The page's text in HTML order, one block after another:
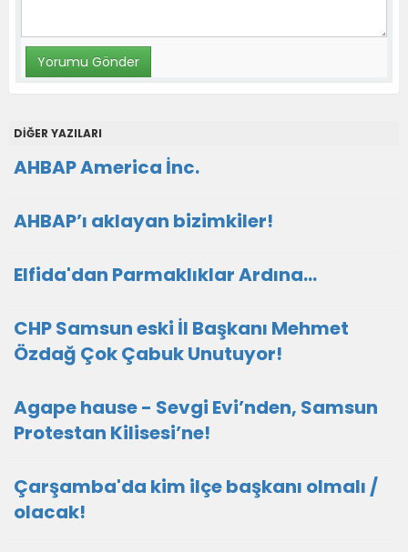
DİĞER YAZILARI
AHBAP America İnc.
AHBAP’ı aklayan bizimkiler!
Elfida'dan Parmaklıklar Ardına…
CHP Samsun eski İl Başkanı Mehmet
Özdağ Çok Çabuk Unutuyor!
Agape hause - Sevgi Evi’nden, Samsun
Protestan Kilisesi’ne!
Çarşamba'da kim ilçe başkanı olmalı /
olacak!